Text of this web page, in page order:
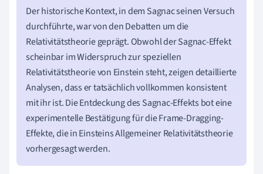
Der historische Kontext, in dem Sagnac seinen Versuch
durchführte, war von den Debatten um die
Relativitätstheorie geprägt. Obwohl der Sagnac-Effekt
scheinbar im Widerspruch zur speziellen
Relativitätstheorie von Einstein steht, zeigen detaillierte
Analysen, dass er tatsächlich vollkommen konsistent
mit ihr ist. Die Entdeckung des Sagnac-Effekts bot eine
experimentelle Bestätigung für die Frame-Dragging-
Effekte, die in Einsteins Allgemeiner Relativitätstheorie
vorhergesagt werden.